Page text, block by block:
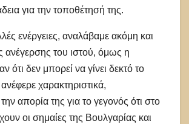
για την τοποθέτησή της.
ενέργειες, αναλάβαμε ακόμη και
ανέγερσης του ιστού, όμως η
ότι δεν μπορεί να γίνει δεκτό το
χαρακτηριστικά,
απορία της για το γεγονός ότι στο
οι σημαίες της Βουλγαρίας και